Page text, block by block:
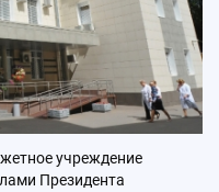
учреждение
Президента